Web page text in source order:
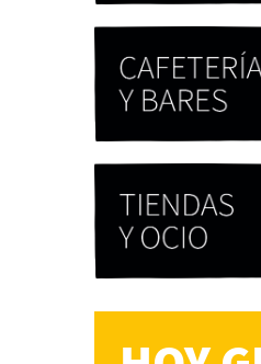
Eva
mirada
universo
y la
Martín